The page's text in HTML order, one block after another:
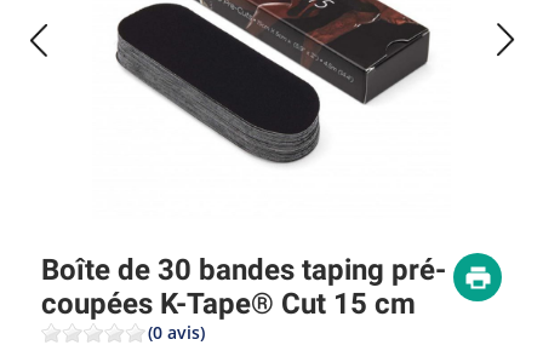
Boîte de 30 bandes taping pré-
coupées K-Tape® Cut 15 cm
(0 avis)